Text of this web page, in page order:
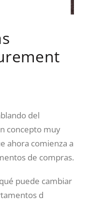
del
concepto muy
ahora comienza a
de compras.
puede cambiar
d